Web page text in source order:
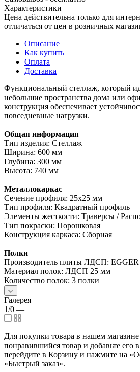
Характеристики
Цена действительна только для
отличаться от цен в розничных
Описание
Как купить
Оплата
Доставка
Функциональный стеллаж, который
небольшие пространства дома или
конструкция обеспечивает
повседневные нагрузки.
Общая информация
Тип изделия: Стеллаж
Ширина: 600 мм
Глубина: 300 мм
Высота: 740 мм
Металлокаркас
Сечение профиля: 25х25 мм
Тип профиля: Квадратный профиль
Элементы жесткости: Траверсы /
Тип покраски: Порошковая
Конструкция каркаса: Сборная
Полки
Производитель плиты ЛДСП: EGGER
Материал полок: ЛДСП 25 мм
Количество полок: 3 полки
Галерея
1/0 —
Для покупки товара в нашем
понравившийся товар и добавьте его
перейдите в Корзину и нажмите на
«Быстрый заказ».